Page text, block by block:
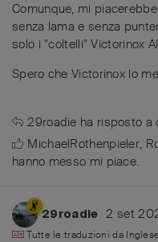
Comunque, mi
senza lama e senza
solo i "coltelli" Victorinox
Spero che Victorinox lo
29roadie ha risposto a
MichaelRothenpieler,
hanno messo mi piace.
29roadie 2 set
Tutte le traduzioni da